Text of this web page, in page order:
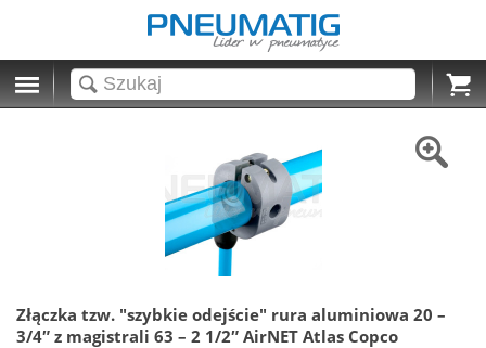
Cart
Złączka tzw. "szybkie odejście" rura aluminiowa 20 –
3/4″ z magistrali 63 – 2 1/2″ AirNET Atlas Copco